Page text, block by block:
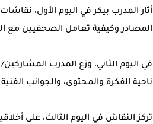
أثار المدرب بيكر في اليوم الأول،
المصادر وكيفية تعامل الصحفيين مع
في اليوم الثاني، وزع المدرب
ناحية الفكرة والمحتوى، والجوانب الفنية
تركز النقاش في اليوم الثالث، على